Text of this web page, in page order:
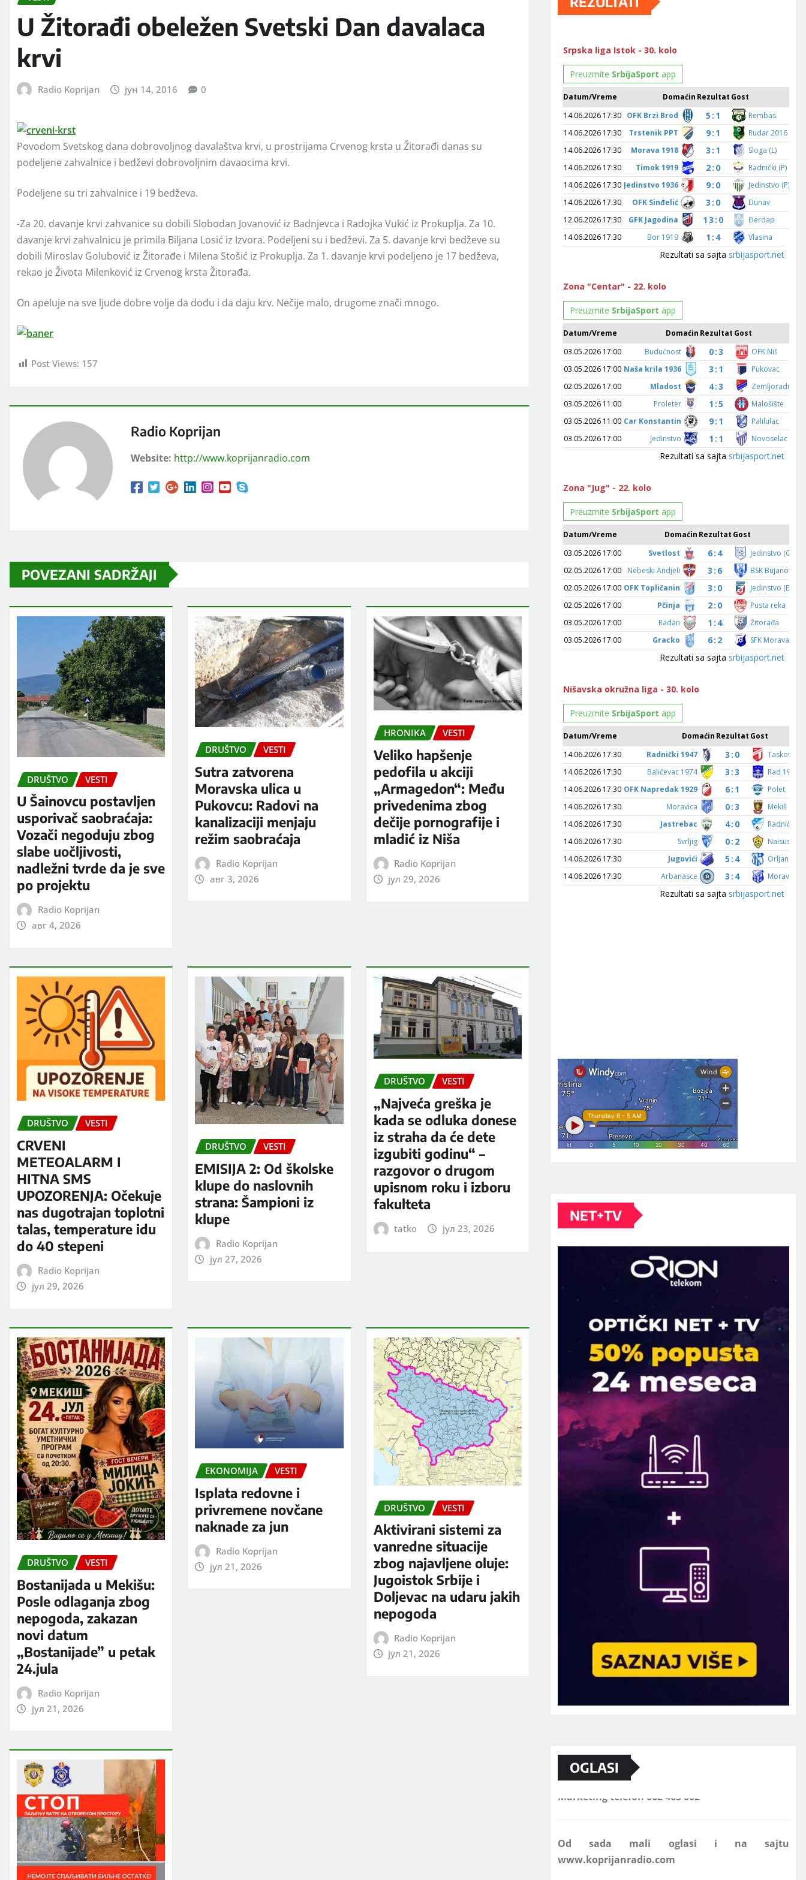
U Žitorađi obeležen Svetski Dan davalaca
krvi
Radio Koprijan јун 14, 2016 0
Povodom Svetskog dana dobrovoljnog davalaštva krvi, u prostrijama Crvenog krsta u Žitorađi danas su
podeljene zahvalnice i bedževi dobrovoljnim davaocima krvi.
Podeljene su tri zahvalnice i 19 bedževa.
-Za 20. davanje krvi zahvanice su dobili Slobodan Jovanović iz Badnjevca i Radojka Vukić iz Prokuplja. Za 10.
davanje krvi zahvalnicu je primila Biljana Losić iz Izvora. Podeljeni su i bedževi. Za 5. davanje krvi bedževe su
dobili Miroslav Golubović iz Žitorađe i Milena Stošić iz Prokuplja. Za 1. davanje krvi podeljeno je 17 bedževa,
rekao je Života Milenković iz Crvenog krsta Žitorađa.
On apeluje na sve ljude dobre volje da dođu i da daju krv. Nečije malo, drugome znači mnogo.
Post Views: 157
Radio Koprijan
Website: http://www.koprijanradio.com
POVEZANI SADRŽAJI
DRUŠTVO VESTI
U Šainovcu postavljen
usporivač saobraćaja:
Vozači negoduju zbog
slabe uočljivosti,
nadležni tvrde da je sve
po projektu
Radio Koprijan
авг 4, 2026
DRUŠTVO VESTI
Sutra zatvorena
Moravska ulica u
Pukovcu: Radovi na
kanalizaciji menjaju
režim saobraćaja
Radio Koprijan
авг 3, 2026
HRONIKA VESTI
Veliko hapšenje
pedofila u akciji
„Armagedon“: Među
privedenima zbog
dečije pornografije i
mladić iz Niša
Radio Koprijan
јул 29, 2026
DRUŠTVO VESTI
CRVENI
METEOALARM I
HITNA SMS
UPOZORENJA: Očekuje
nas dugotrajan toplotni
talas, temperature idu
do 40 stepeni
Radio Koprijan
јул 29, 2026
DRUŠTVO VESTI
EMISIJA 2: Od školske
klupe do naslovnih
strana: Šampioni iz
klupe
Radio Koprijan
јул 27, 2026
DRUŠTVO VESTI
„Najveća greška je
kada se odluka donese
iz straha da će dete
izgubiti godinu“ –
razgovor o drugom
upisnom roku i izboru
fakulteta
tatko јул 23, 2026
DRUŠTVO VESTI
Bostanijada u Mekišu:
Posle odlaganja zbog
nepogoda, zakazan
novi datum
„Bostanijade” u petak
24.jula
Radio Koprijan
јул 21, 2026
EKONOMIJA VESTI
Isplata redovne i
privremene novčane
naknade za jun
Radio Koprijan
јул 21, 2026
DRUŠTVO VESTI
Aktivirani sistemi za
vanredne situacije
zbog najavljene oluje:
Jugoistok Srbije i
Doljevac na udaru jakih
nepogoda
Radio Koprijan
јул 21, 2026
NET+TV
OGLASI
Marketing telefon 062 463 002
www.koprijanradio.com